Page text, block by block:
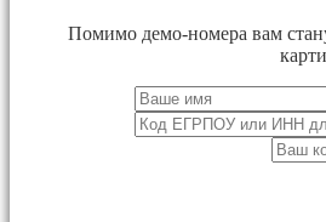
Помимо демо-номера вам